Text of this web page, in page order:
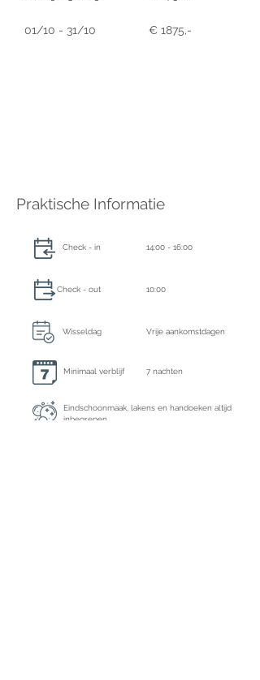
01/10 - 31/10 € 1875,-
Praktische Informatie
Check - in 14:00 - 16:00
Check - out 10:00
Wisseldag Vrije aankomstdagen
Minimaal verblijf 7 nachten
Eindschoonmaak, lakens en handoeken altijd
inbegrepen